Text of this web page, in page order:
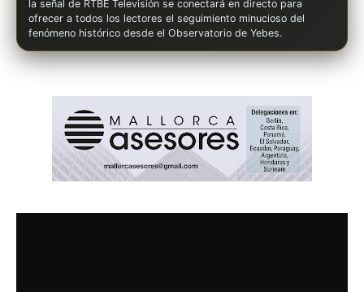
la señal de RTBE Televisión se conectará en directo para
ofrecer a todos los lectores el seguimiento minucioso del
fenómeno histórico desde el Observatorio de Yebes.